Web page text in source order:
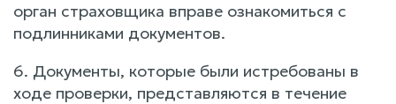
орган страховщика вправе ознакомиться с
подлинниками документов.
6. Документы, которые были истребованы в
ходе проверки, представляются в течение